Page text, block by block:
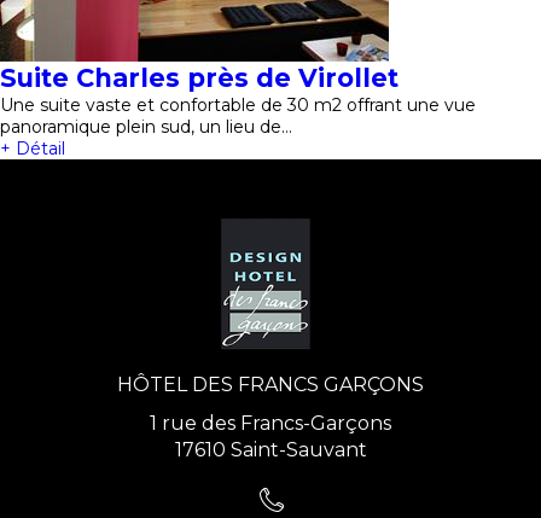
Suite Charles près de Virollet
Une suite vaste et confortable de 30 m2 offrant une vue
panoramique plein sud, un lieu de…
+ Détail
HÔTEL DES FRANCS GARÇONS
1 rue des Francs-Garçons
17610 Saint-Sauvant